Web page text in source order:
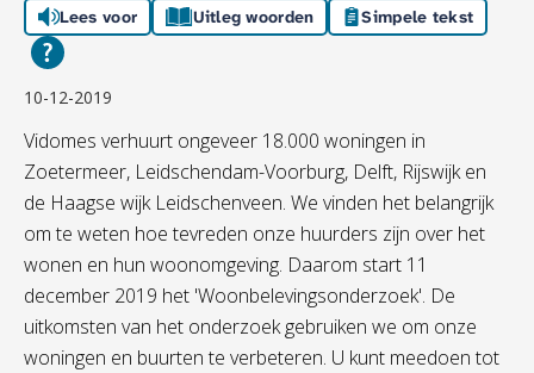
Lees voor Uitleg woorden Simpele tekst
10-12-2019
Vidomes verhuurt ongeveer 18.000 woningen in
Zoetermeer, Leidschendam-Voorburg, Delft, Rijswijk en
de Haagse wijk Leidschenveen. We vinden het belangrijk
om te weten hoe tevreden onze huurders zijn over het
wonen en hun woonomgeving. Daarom start 11
december 2019 het 'Woonbelevingsonderzoek'. De
uitkomsten van het onderzoek gebruiken we om onze
woningen en buurten te verbeteren. U kunt meedoen tot